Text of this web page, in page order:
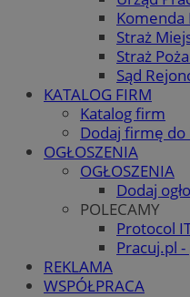
Komenda
Straż
Straż
Sąd
KATALOG FIRM
Katalog firm
Dodaj firmę do
OGŁOSZENIA
OGŁOSZENIA
Dodaj
POLECAMY
Protocol
Pracuj.pl -
REKLAMA
WSPÓŁPRACA